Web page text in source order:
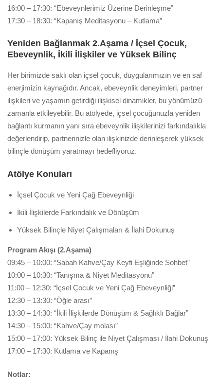
16:00 – 17:30: “Ebeveynlerimiz Üzerine Derinleşme”
17:30 – 18:30: “Kapanış Meditasyonu – Kutlama”
Yeniden Bağlanmak 2.Aşama / İçsel Çocuk,
Ebeveynlik, İkili İlişkiler ve Yüksek Bilinç
Her birimizde saklı olan içsel çocuk, duygularımızın ve en saf
enerjimizin kaynağıdır. Ancak, ebeveynlik deneyimleri, partner
ilişkileri ve yaşamın getirdiği ilişkisel dinamikler, bu yönümüzü
zamanla etkileyebilir. Bu atölyede, içsel çocuğunuzla yeniden
bağlantı kurmanın yanı sıra ebeveynlik ilişkilerinizi farkındalıkla
değerlendirip, partnerinizle olan ilişkinizde derinleşerek yüksek
bilinçle dönüşüm yaratmayı hedefliyoruz.
Atölye Konuları
İçsel Çocuk ve Yeni Çağ Ebeveynliği
İkili İlişkilerde Farkındalık ve Dönüşüm
Yüksek Bilinçle Niyet Çalışmaları & İlahi Dokunuş
Program Akışı (2.Aşama)
09:45 – 10:00: “Sabah Kahve/Çay Keyfi Eşliğinde Sohbet”
10:00 – 10:30: “Tanışma & Niyet Meditasyonu”
11:00 – 12:30: “İçsel Çocuk ve Yeni Çağ Ebeveynliği”
12:30 – 13:30: “Öğle arası”
13:30 – 14:30: “İkili İlişkilerde Dönüşüm & Sağlıklı Bağlar”
14:30 – 15:00: “Kahve/Çay molası”
15:00 – 17:00: Yüksek Bilinç ile Niyet Çalışması / İlahi Dokunuş
17:00 – 17:30: Kutlama ve Kapanış
Notlar: